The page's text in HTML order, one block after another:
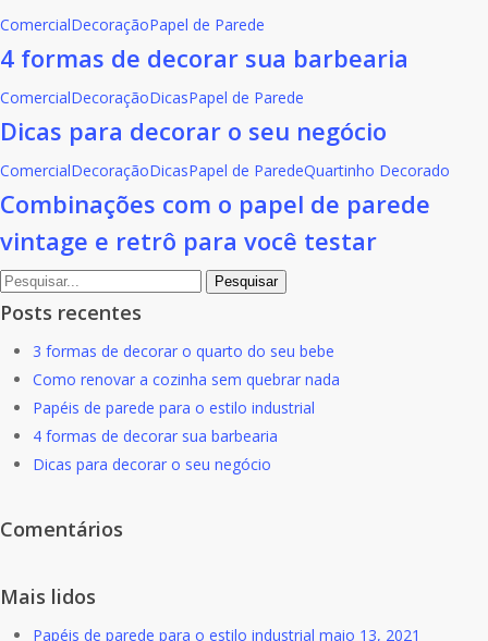
ComercialDecoraçãoPapel de Parede
4 formas de decorar sua barbearia
ComercialDecoraçãoDicasPapel de Parede
Dicas para decorar o seu negócio
ComercialDecoraçãoDicasPapel de ParedeQuartinho Decorado
Combinações com o papel de parede
vintage e retrô para você testar
Pesquisar
Posts recentes
3 formas de decorar o quarto do seu bebe
Como renovar a cozinha sem quebrar nada
Papéis de parede para o estilo industrial
4 formas de decorar sua barbearia
Dicas para decorar o seu negócio
Comentários
Mais lidos
Papéis de parede para o estilo industrial maio 13, 2021